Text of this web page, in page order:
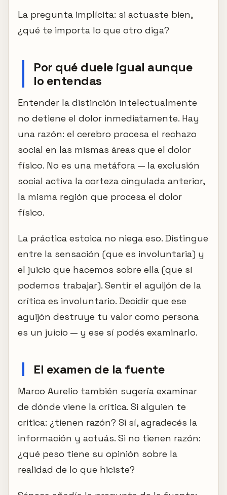
La pregunta implícita: si actuaste bien,
¿qué te importa lo que otro diga?
Por qué duele igual aunque
lo entendas
Entender la distinción intelectualmente
no detiene el dolor inmediatamente. Hay
una razón: el cerebro procesa el rechazo
social en las mismas áreas que el dolor
físico. No es una metáfora — la exclusión
social activa la corteza cingulada anterior,
la misma región que procesa el dolor
físico.
La práctica estoica no niega eso. Distingue
entre la sensación (que es involuntaria) y
el juicio que hacemos sobre ella (que sí
podemos trabajar). Sentir el aguijón de la
crítica es involuntario. Decidir que ese
aguijón destruye tu valor como persona
es un juicio — y ese sí podés examinarlo.
El examen de la fuente
Marco Aurelio también sugería examinar
de dónde viene la crítica. Si alguien te
critica: ¿tienen razón? Si sí, agradecés la
información y actuás. Si no tienen razón:
¿qué peso tiene su opinión sobre la
realidad de lo que hiciste?